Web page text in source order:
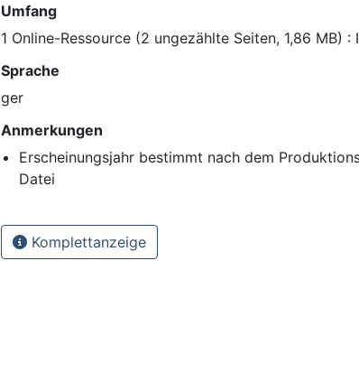
Umfang
1 Online-Ressource (2 ungezählte Seiten, 1,86 MB)
Sprache
ger
Anmerkungen
Erscheinungsjahr bestimmt nach dem
Datei
Komplettanzeige